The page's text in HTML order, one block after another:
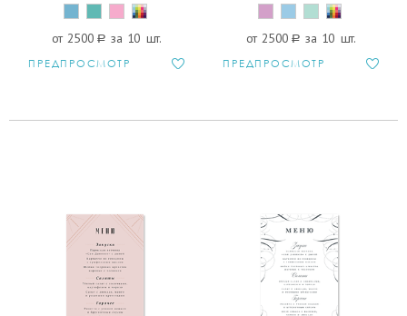
от 2500 a за 10 шт.
ПРЕДПРОСМОТР
от 2500 a за 10 шт.
ПРЕДПРОСМОТР